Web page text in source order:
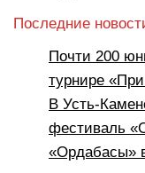
Последние
Почти 200
турнире
В Усть-
фестиваль
«Ордабасы»